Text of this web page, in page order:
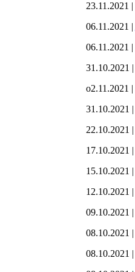
23.11.2021 |
06.11.2021 |
06.11.2021 |
31.10.2021 |
o2.11.2021 |
31.10.2021 |
22.10.2021 |
17.10.2021 |
15.10.2021 |
12.10.2021 |
09.10.2021 |
08.10.2021 |
08.10.2021 |